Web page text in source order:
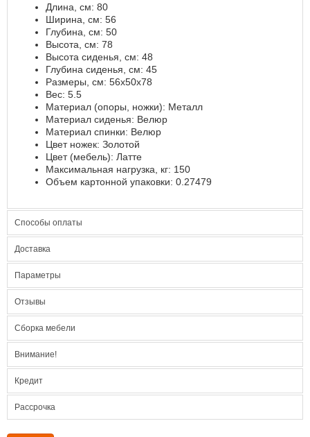
Длина, см: 80
Ширина, см: 56
Глубина, см: 50
Высота, см: 78
Высота сиденья, см: 48
Глубина сиденья, см: 45
Размеры, см: 56х50х78
Вес: 5.5
Материал (опоры, ножки): Металл
Материал сиденья: Велюр
Материал спинки: Велюр
Цвет ножек: Золотой
Цвет (мебель): Латте
Максимальная нагрузка, кг: 150
Объем картонной упаковки: 0.27479
Способы оплаты
Доставка
Параметры
Отзывы
Сборка мебели
Внимание!
Кредит
Рассрочка